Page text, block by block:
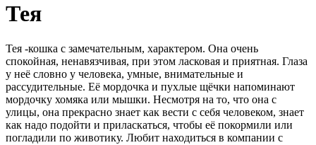
Тея
Тея -кошка с замечательным, характером. Она очень
спокойная, ненавязчивая, при этом ласковая и приятная. Глаза
у неё словно у человека, умные, внимательные и
рассудительные. Её мордочка и пухлые щёчки напоминают
мордочку хомяка или мышки. Несмотря на то, что она с
улицы, она прекрасно знает как вести с себя человеком, знает
как надо подойти и приласкаться, чтобы её покормили или
погладили по животику. Любит находиться в компании с